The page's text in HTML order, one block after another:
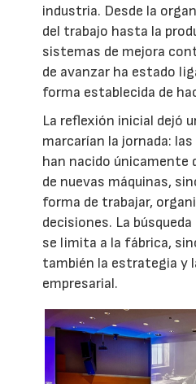
industria. Desde la
del trabajo hasta la
sistemas de mejora
de avanzar ha estado
forma establecida de
La reflexión inicial dejó
marcarían la jornada:
han nacido únicamente
de nuevas máquinas,
forma de trabajar,
decisiones. La
se limita a la fábrica,
también la estrategia y
empresarial.